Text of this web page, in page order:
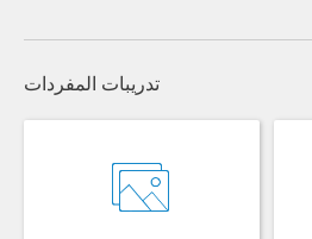
تدريبات المفردات